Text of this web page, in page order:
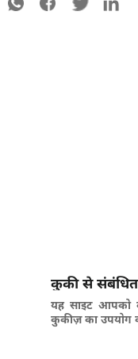
कुकी से संबंधित
यह साइट आपको
कुकीज़ का उपयोग